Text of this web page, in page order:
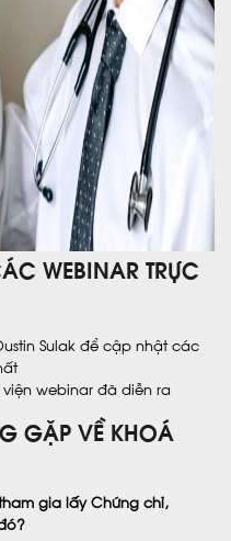
WEBINAR TRỰC
Sulak để cập nhật các
webinar đã diễn ra
GẶP VỀ KHOÁ
gia lấy Chứng chỉ,